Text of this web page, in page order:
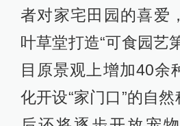
者对家宅田园的喜爱
叶草堂打造“可食园艺
目原景观上增加40余
化开设“家门口”的自